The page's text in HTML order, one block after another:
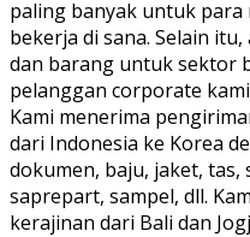
paling banyak untuk para
bekerja di sana. Selain
dan barang untuk sektor
pelanggan corporate
Kami menerima
dari Indonesia ke Korea
dokumen, baju, jaket, tas,
saprepart, sampel, dll.
kerajinan dari Bali dan